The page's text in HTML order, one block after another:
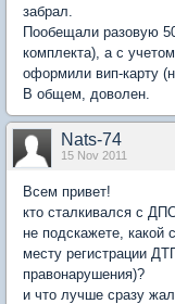
забрал.
Пообещали разовую
комплекта), а с
оформили вип-карту
В общем, доволен.
Nats-74
15 Nov 2011
Всем привет!
кто сталкивался с
не подскажете,
месту регистрации
правонарушения)?
и что лучше сразу